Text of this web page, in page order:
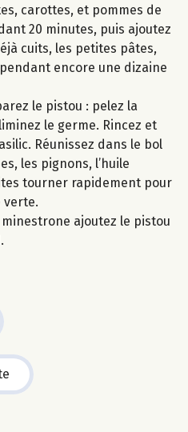
carottes, et pommes de
20 minutes, puis ajoutez
cuits, les petites pâtes,
encore une dizaine
le pistou : pelez la
le germe. Rincez et
Réunissez dans le bol
les pignons, l’huile
tourner rapidement pour
verte.
ajoutez le pistou